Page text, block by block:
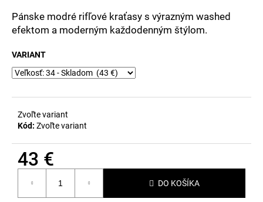
hviezdičiek.
Pánske modré rifľové kraťasy s výrazným washed
efektom a moderným každodenným štýlom.
VARIANT
Zvoľte variant
Kód: Zvoľte variant
43 €
cena:
DO KOŠÍKA
O
d
o
r
ú
m
e